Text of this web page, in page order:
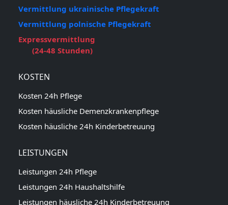
Vermittlung ukrainische Pflegekraft
Vermittlung polnische Pflegekraft
Expressvermittlung
(24-48 Stunden)
KOSTEN
Kosten 24h Pflege
Kosten häusliche Demenzkrankenpflege
Kosten häusliche 24h Kinderbetreuung
LEISTUNGEN
Leistungen 24h Pflege
Leistungen 24h Haushaltshilfe
Leistungen häusliche 24h Kinderbetreuung